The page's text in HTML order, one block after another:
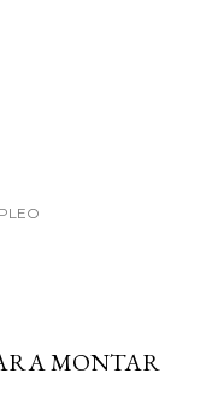
MONTAR